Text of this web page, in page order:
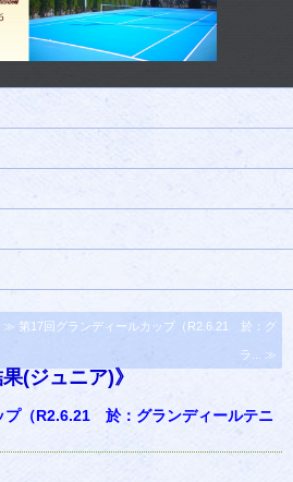
≫ 第17回グランディールカップ（R2.6.21 於：グ
ラ... ≫
(ジュニア)》
プ（R2.6.21 於：グランディールテニ